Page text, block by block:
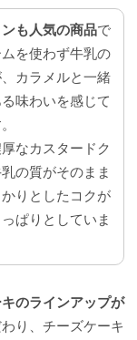
も人気の商品で
を使わず牛乳の
カラメルと一緒
味わいを感じて
なカスタードク
の質がそのまま
りとしたコクが
ぱりとしていま
のラインアップが
り、チーズケーキ